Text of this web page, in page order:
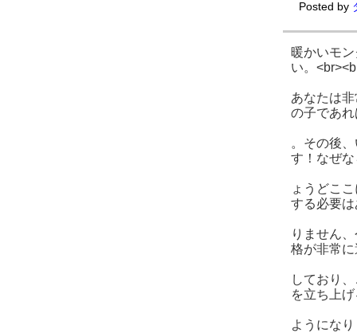
Posted by
暖かいモ
い。
あなたは
の子であれ
。その後
す！なぜ
ょうどこ
する必要は
りません
格が非常に
しており
を立ち上
ようにな